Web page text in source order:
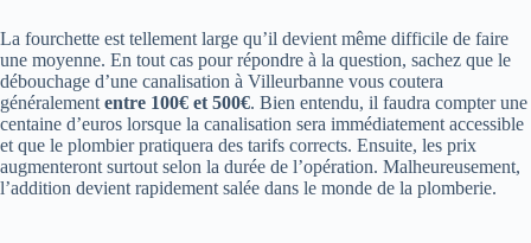
La fourchette est tellement large qu’il devient même difficile de faire
une moyenne. En tout cas pour répondre à la question, sachez que le
débouchage d’une canalisation à Villeurbanne vous coutera
généralement entre 100€ et 500€. Bien entendu, il faudra compter une
centaine d’euros lorsque la canalisation sera immédiatement accessible
et que le plombier pratiquera des tarifs corrects. Ensuite, les prix
augmenteront surtout selon la durée de l’opération. Malheureusement,
l’addition devient rapidement salée dans le monde de la plomberie.